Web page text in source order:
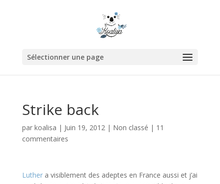
Sélectionner une page
Strike back
par koalisa | Juin 19, 2012| Non classé | 11
commentaires
Luthera visiblement des adeptes en France aussi et j’ai